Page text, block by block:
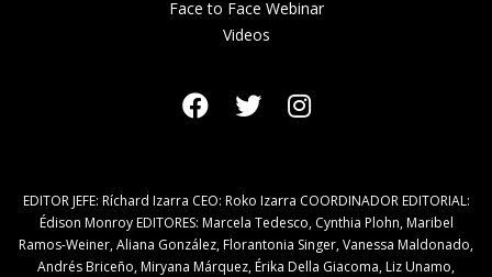
Face to Face Webinar
Videos
EDITOR JEFE: Ríchard Izarra CEO: Roko Izarra COORDINADOR EDITORIAL:
Édison Monroy EDITORES: Marcela Tedesco, Cynthia Plohn, Maribel
Ramos-Weiner, Aliana González, Florantonia Singer, Vanessa Maldonado,
Andrés Briceño, Miryana Márquez, Érika Della Giacoma, Liz Unamo,